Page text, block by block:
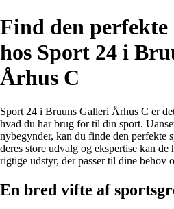
Find den
hos Sport 24 i
Århus C
Sport 24 i Bruuns Galleri Århus C er
hvad du har brug for til din sport.
nybegynder, kan du finde den perfekte
deres store udvalg og ekspertise kan
rigtige udstyr, der passer til dine behov
En bred vifte af